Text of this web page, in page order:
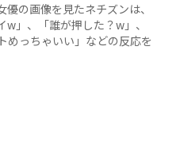
の画像を見たネチズンは、
w」、「誰が押した？w」、
めっちゃいい」などの反応を